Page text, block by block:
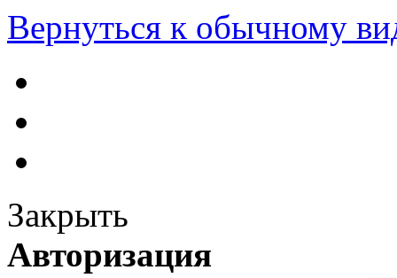
Вернуться к обычному
Закрыть
Авторизация